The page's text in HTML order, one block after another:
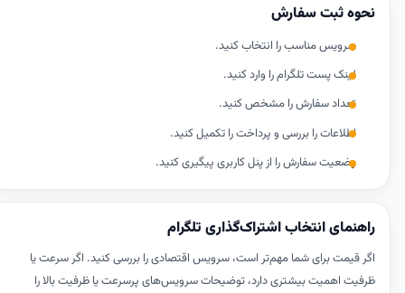
نحوه ثبت سفارش
سرویس مناسب را انتخاب کنید.
لینک پست تلگرام را وارد کنید.
تعداد سفارش را مشخص کنید.
اطلاعات را بررسی و پرداخت را تکمیل کنید.
وضعیت سفارش را از پنل کاربری پیگیری کنید.
راهنمای انتخاب اشتراک‌گذاری تلگرام
اگر قیمت برای شما مهم‌تر است، سرویس اقتصادی را بررسی کنید. اگر سرعت یا
ظرفیت اهمیت بیشتری دارد، توضیحات سرویس‌های پرسرعت یا ظرفیت بالا را